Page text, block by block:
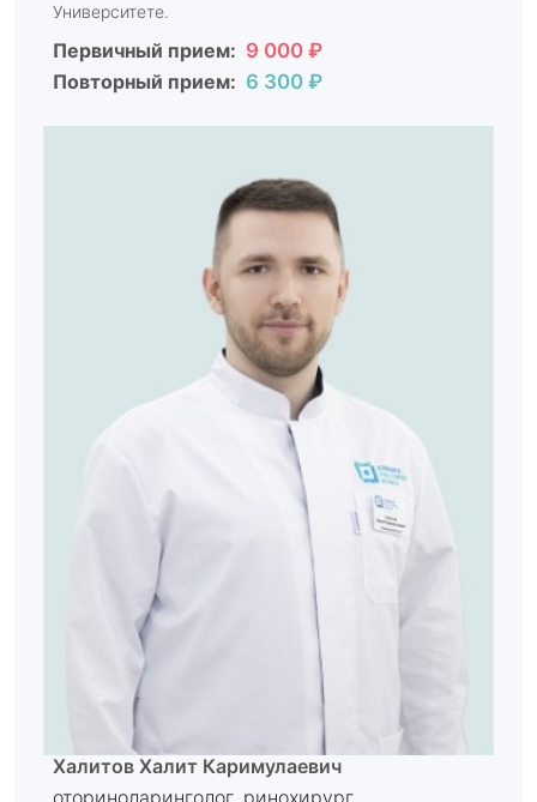
Университете.
Первичный прием: 9 000 ₽
Повторный прием: 6 300 ₽
Халитов Халит Каримулаевич